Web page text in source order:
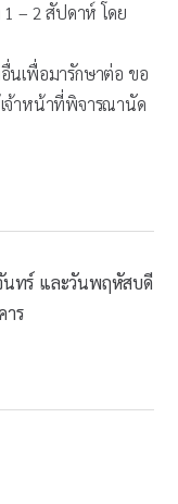
– 2 สัปดาห์ โดย
นเพื่อมารักษาต่อ ขอ
เจ้าหน้าที่พิจารณานัด
ทร์ และวันพฤหัสบดี
าร